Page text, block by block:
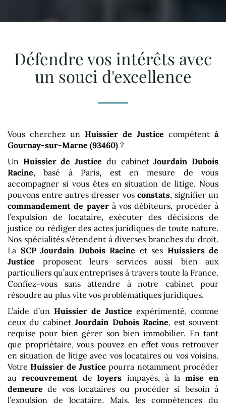
Défendre vos intérêts avec
un souci d'excellence
Vous cherchez un Huissier de Justice compétent à
Gournay-sur-Marne (93460) ?
Un Huissier de Justice du cabinetJourdain Dubois
Racine, basé à Paris, est en mesure de vous
accompagner si vous êtes en situation de litige. Nous
pouvons entre autres dresser vos constats, signifier un
commandement de payerà vos débiteurs, procéder à
l’expulsion de locataire, exécuter des décisions de
justice ou rédiger des actes juridiques de toute nature.
Nos spécialités s’étendent à diverses branches du droit.
La SCP Jourdain Dubois Racine et ses Huissiers de
Justice proposent leurs services aussi bien aux
particuliers qu’aux entreprises à travers toute la France.
Confiez-vous sans attendre à notre cabinet pour
résoudre au plus vite vos problématiques juridiques.
L’aide d’un Huissier de Justice expérimenté, comme
ceux du cabinetJourdain Dubois Racine, est souvent
requise pour bien gérer son bien immobilier. En tant
que propriétaire, vous pouvez en effet vous retrouver
en situation de litige avec vos locataires ou vos voisins.
VotreHuissier de Justice pourra notamment procéder
aurecouvrement deloyers impayés, à la mise en
demeure de vos locataires ou procéder si besoin à
l’expulsion de locataire. Mais, les compétences du